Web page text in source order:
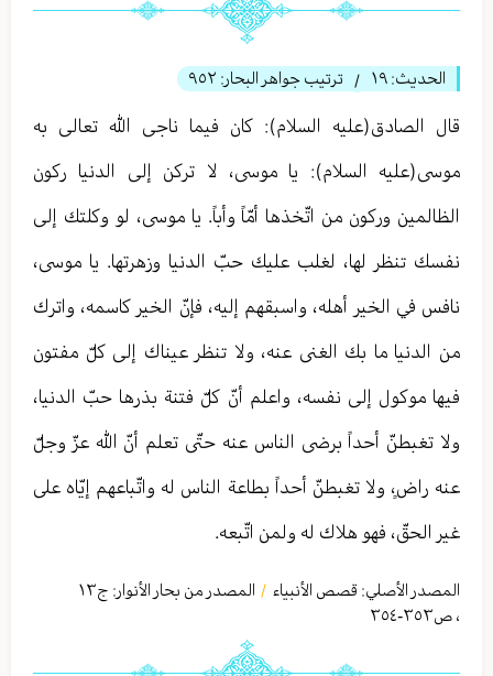
الحديث: ١٩ / ترتيب جواهر البحار: ٩٥٢
قال الصادق(عليه السلام): كان فيما ناجى الله تعالی به
موسى(عليه السلام): يا موسى، لا تركن إلى الدنيا ركون
الظالمين وركون من اتّخذها أمّاً وأباً. يا موسى، لو وكلتك إلى
نفسك تنظر لها، لغلب عليك حبّ الدنيا وزهرتها. يا موسى،
نافس في الخير أهله، واسبقهم إليه، فإنّ الخير كاسمه، واترك
من الدنيا ما بك الغنى عنه، ولا تنظر عيناك إلى كلّ مفتون
فيها موكول إلى نفسه، واعلم أنّ كلّ فتنة بذرها حبّ الدنيا،
ولا تغبطنّ أحداً برضى الناس عنه حتّى تعلم أنّ الله عزّ وجلّ
عنه راضٍ، ولا تغبطنّ أحداً بطاعة الناس له واتّباعهم إيّاه على
غير الحقّ، فهو هلاك له ولمن اتّبعه.
المصدر الأصلي: قصص الأنبياء / المصدر من بحار الأنوار: ج١٣
، ص٣٥٣-٣٥٤